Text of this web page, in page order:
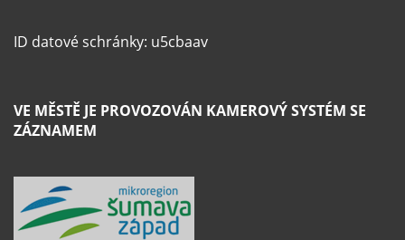
ID datové schránky: u5cbaav
VE MĚSTĚ JE PROVOZOVÁN KAMEROVÝ SYSTÉM SE
ZÁZNAMEM